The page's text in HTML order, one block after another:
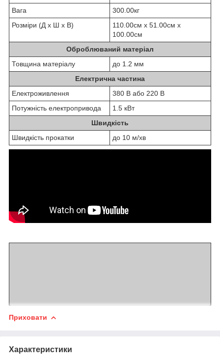
Вага
300.00кг
Розміри (Д х Ш х В)
110.00см x 51.00см x
100.00см
Оброблюваний матеріал
Товщина матеріалу
до 1.2 мм
Електрична частина
Електроживлення
380 В або 220 В
Потужність електропривода
1.5 кВт
Швидкість
Швидкість прокатки
до 10 м/хв
Приховати
Характеристики